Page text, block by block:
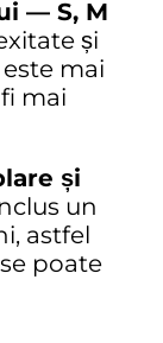
— S, M
și
mai
mai
și
un
astfel
poate